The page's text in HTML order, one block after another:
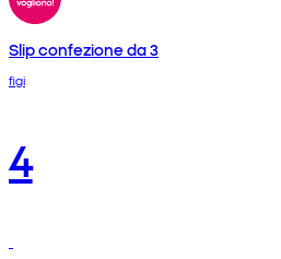
Slip confezione da 3
figi
4